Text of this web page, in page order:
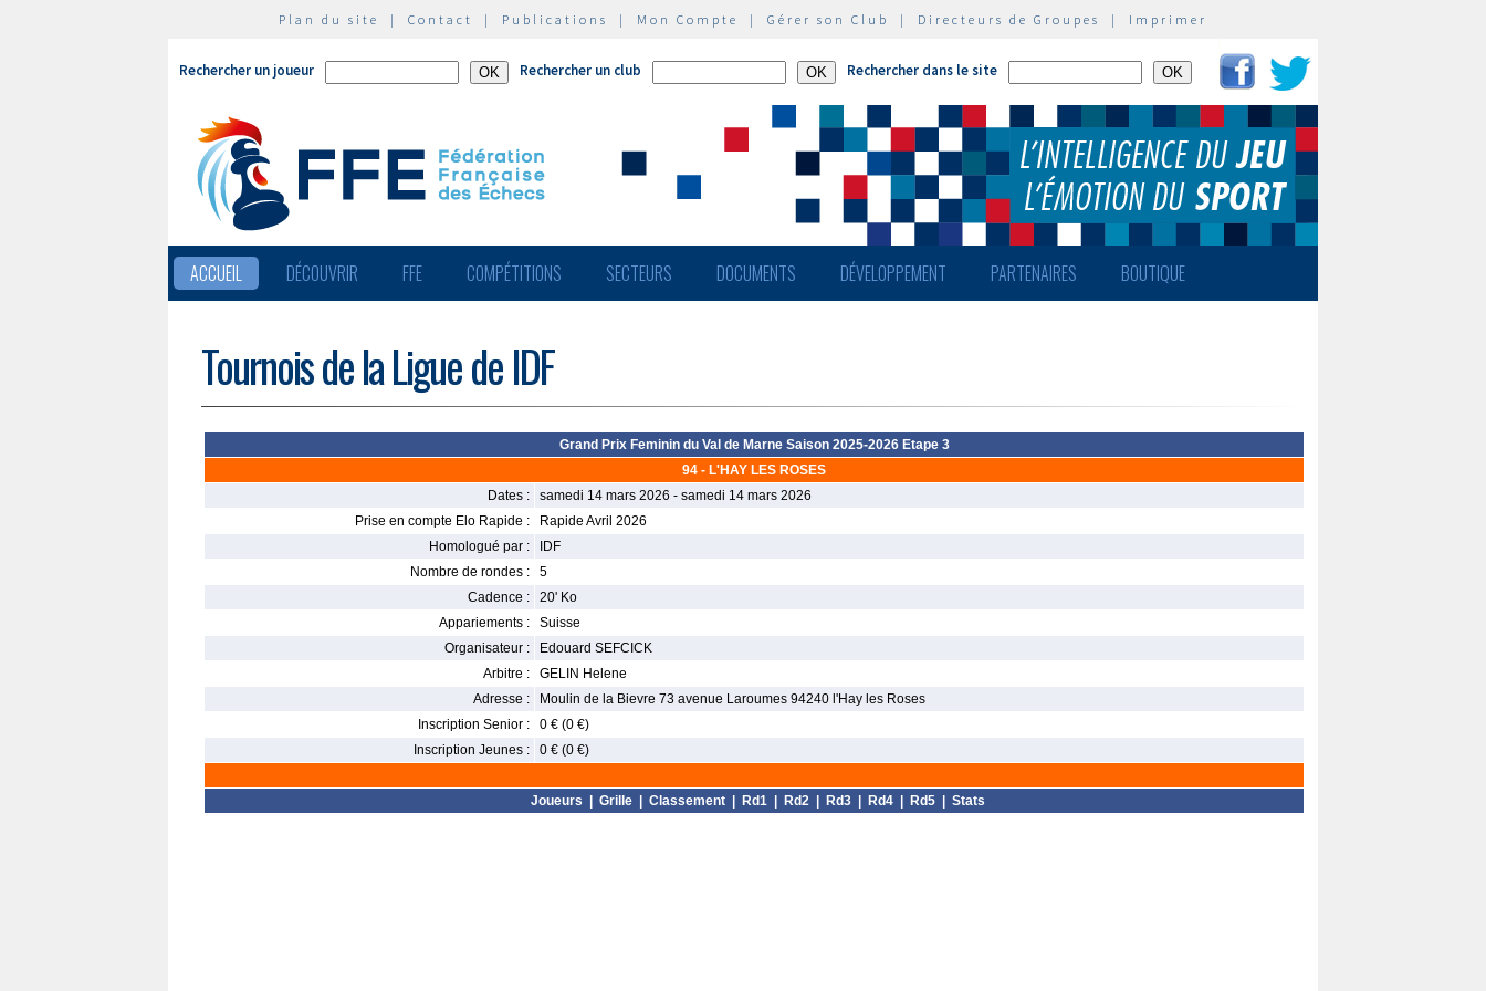
Plan du site | Contact | Publications | Mon Compte | Gérer son Club | Directeurs de Groupes | Imprimer
Rechercher un joueur Rechercher un club Rechercher dans le site
ACCUEIL DÉCOUVRIR FFE COMPÉTITIONS SECTEURS DOCUMENTS DÉVELOPPEMENT PARTENAIRES BOUTIQUE
Tournois de la Ligue de IDF
Grand Prix Feminin du Val de Marne Saison 2025-2026 Etape 3
94 - L'HAY LES ROSES
Dates :
samedi 14 mars 2026 - samedi 14 mars 2026
Prise en compte Elo Rapide :
Rapide Avril 2026
Homologué par :
IDF
Nombre de rondes :
5
Cadence :
20' Ko
Appariements :
Suisse
Organisateur :
Edouard SEFCICK
Arbitre :
GELIN Helene
Adresse :
Moulin de la Bievre 73 avenue Laroumes 94240 l'Hay les Roses
Inscription Senior :
0 € (0 €)
Inscription Jeunes :
0 € (0 €)
Joueurs Grille| Classement| Rd1| Rd2| Rd3| Rd4| Rd5| Stats